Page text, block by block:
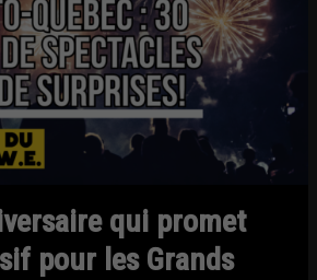
qui promet
pour les Grands